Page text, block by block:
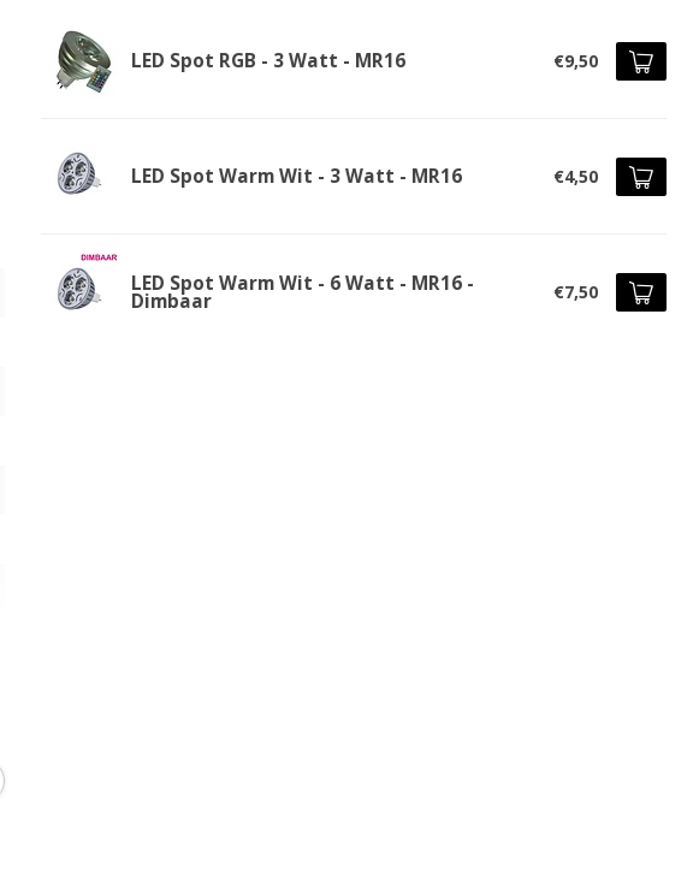
LED Spot RGB - 3 Watt - MR16 €9,50
LED Spot Warm Wit - 3 Watt - MR16 €4,50
LED Spot Warm Wit - 6 Watt - MR16 -
Dimbaar €7,50